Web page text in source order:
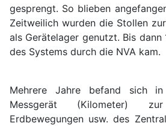
gesprengt. So blieben
Zeitweilich wurden die Stollen
als Gerätelager genutzt. Bis dann
des Systems durch die NVA kam.
Mehrere Jahre befand sich
Messgerät (Kilometer)
Erdbewegungen usw. des